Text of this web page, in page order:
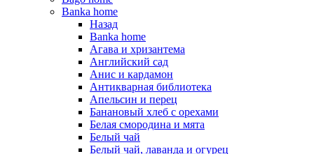
Banka home
Назад
Banka home
Агава и хризантема
Английский сад
Анис и кардамон
Антикварная библиотека
Апельсин и перец
Банановый хлеб с орехами
Белая смородина и мята
Белый чай
Белый чай, лаванда и огурец